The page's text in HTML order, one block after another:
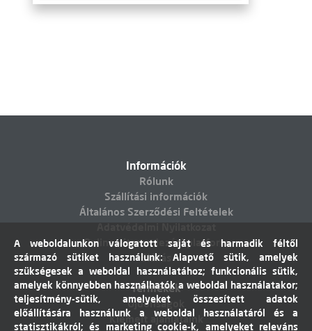
Információk
Rólunk
Szállítási információk
Általános Szerződési Feltételek
Online vitarendezési platform
Elállás
Termékek
Újdonságok
Kiemelt ajánlataink
A weboldalunkon válogatott saját és harmadik féltől
származó sütiket használunk: Alapvető sütik, amelyek
szükségesek a weboldal használatához; funkcionális sütik,
amelyek könnyebben használhatók a weboldal használatakor;
teljesítmény-sütik, amelyeket összesített adatok
előállítására használunk a weboldal használatáról és a
statisztikákról; és marketing cookie-k, amelyeket releváns